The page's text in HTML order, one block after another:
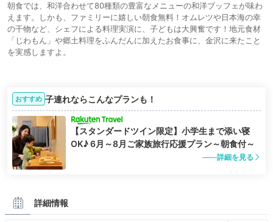
朝食では、和洋合わせて80種類の豊富なメニューの和洋ブッフェが味わ
えます。しかも、ファミリーに嬉しい朝食無料！オムレツや日本海の幸
の干物など、シェフによる料理実演に、子どもは大興奮です！地元食材
「じわもん」や郷土料理をふんだんに加えたお食事に、金沢に来たこと
を実感しますよ。
おすすめ 子連れならこんなプランも！
【スタンダードツイン限定】小学生まで添い寝
OK♪ 6月～8月ご家族旅行応援プラン～朝食付～
詳細を見る
詳細情報